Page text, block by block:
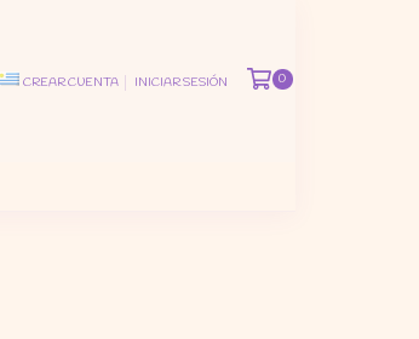
CREAR CUENTA INICIAR SESIÓN 0